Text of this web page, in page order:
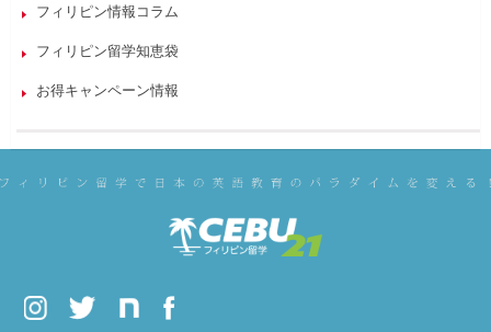
フィリピン情報コラム
フィリピン留学知恵袋
お得キャンペーン情報